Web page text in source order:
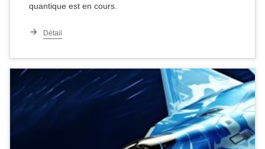
quantique est en cours.
Détail